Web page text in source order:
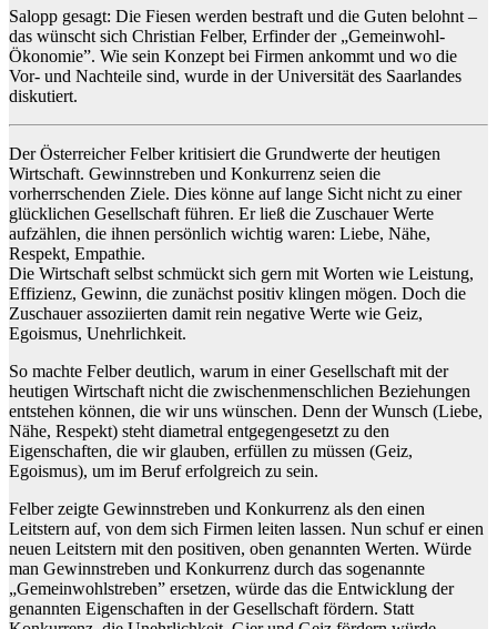
Salopp gesagt: Die Fiesen werden bestraft und die Guten belohnt –
das wünscht sich Christian Felber, Erfinder der „Gemeinwohl-
Ökonomie”. Wie sein Konzept bei Firmen ankommt und wo die
Vor- und Nachteile sind, wurde in der Universität des Saarlandes
diskutiert.
Der Österreicher Felber kritisiert die Grundwerte der heutigen
Wirtschaft. Gewinnstreben und Konkurrenz seien die
vorherrschenden Ziele. Dies könne auf lange Sicht nicht zu einer
glücklichen Gesellschaft führen. Er ließ die Zuschauer Werte
aufzählen, die ihnen persönlich wichtig waren: Liebe, Nähe,
Respekt, Empathie.
Die Wirtschaft selbst schmückt sich gern mit Worten wie Leistung,
Effizienz, Gewinn, die zunächst positiv klingen mögen. Doch die
Zuschauer assoziierten damit rein negative Werte wie Geiz,
Egoismus, Unehrlichkeit.
So machte Felber deutlich, warum in einer Gesellschaft mit der
heutigen Wirtschaft nicht die zwischenmenschlichen Beziehungen
entstehen können, die wir uns wünschen. Denn der Wunsch (Liebe,
Nähe, Respekt) steht diametral entgegengesetzt zu den
Eigenschaften, die wir glauben, erfüllen zu müssen (Geiz,
Egoismus), um im Beruf erfolgreich zu sein.
Felber zeigte Gewinnstreben und Konkurrenz als den einen
Leitstern auf, von dem sich Firmen leiten lassen. Nun schuf er einen
neuen Leitstern mit den positiven, oben genannten Werten. Würde
man Gewinnstreben und Konkurrenz durch das sogenannte
„Gemeinwohlstreben” ersetzen, würde das die Entwicklung der
genannten Eigenschaften in der Gesellschaft fördern. Statt